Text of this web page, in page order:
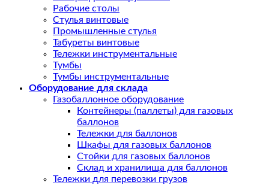
Рабочие столы
Стулья винтовые
Промышленные стулья
Табуреты винтовые
Тележки инструментальные
Тумбы
Тумбы инструментальные
Оборудование для склада
Газобаллонное оборудование
Контейнеры (паллеты) для газовых
баллонов
Тележки для баллонов
Шкафы для газовых баллонов
Стойки для газовых баллонов
Склад и хранилища для баллонов
Тележки для перевозки грузов